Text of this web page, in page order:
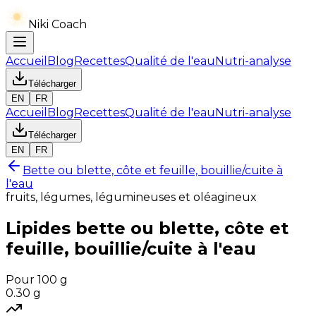
Niki Coach
Accueil BlogRecettesQualité de l'eauNutri-analyse
Télécharger
EN
FR
Accueil BlogRecettesQualité de l'eauNutri-analyse
Télécharger
EN
FR
Bette ou blette, côte et feuille, bouillie/cuite à
l'eau
fruits, légumes, légumineuses et oléagineux
Lipides bette ou blette, côte et
feuille, bouillie/cuite à l'eau
Pour 100 g
0.30 g